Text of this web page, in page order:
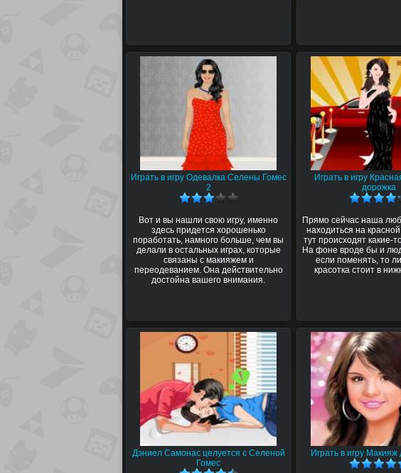
Играть в игру Одевалка Селены Гомес
2
Вот и вы нашли свою игру, именно
здесь придется хорошенько
поработать, намного больше, чем вы
делали в остальных играх, которые
связаны с макияжем и
переодеванием. Она действительно
достойна вашего внимания.
Играть в игру
дорожка
Прямо сейчас наша
находиться на
тут происходят какие-
На фоне вроде бы и
если поменять, то
красотка стоит в
Дэниел Самонас целуется с Селеной
Гомес
Играть в игру